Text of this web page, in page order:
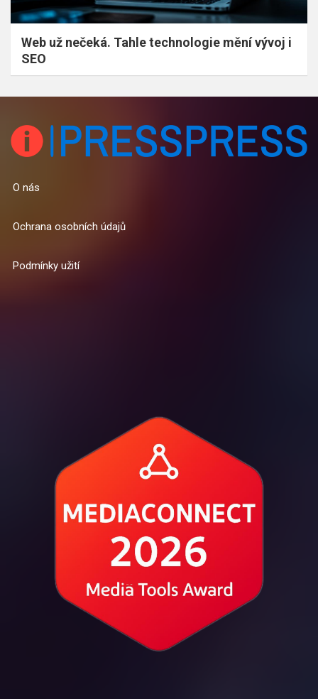
Web už nečeká. Tahle technologie mění vývoj i
SEO
O nás
Ochrana osobních údajů
Podmínky užití